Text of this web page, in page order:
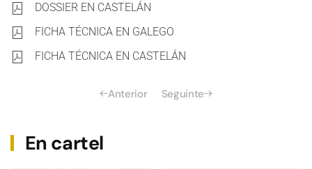
DOSSIER EN CASTELÁN
FICHA TÉCNICA EN GALEGO
FICHA TÉCNICA EN CASTELÁN
Anterior Seguinte
En cartel